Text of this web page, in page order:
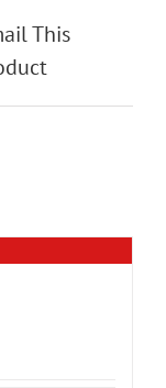
This